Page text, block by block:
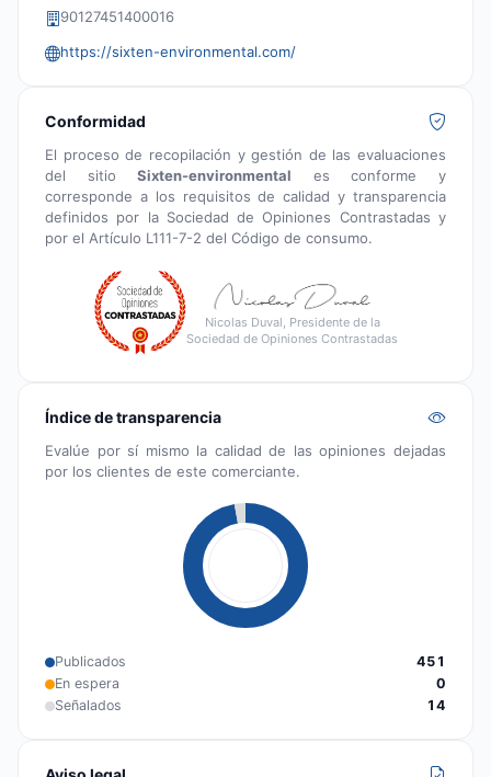
90127451400016
https://sixten-environmental.com/
Conformidad
El proceso de recopilación y gestión de las evaluaciones
del sitioSixten-environmental es conforme y
corresponde a los requisitos de calidad y transparencia
definidos por la Sociedad de Opiniones Contrastadas y
por el Artículo L111-7-2 del Código de consumo.
Nicolas Duval, Presidente de la
Sociedad de Opiniones Contrastadas
Índice de transparencia
Evalúe por sí mismo la calidad de las opiniones dejadas
por los clientes de este comerciante.
Publicados
451
En espera
0
Señalados
14